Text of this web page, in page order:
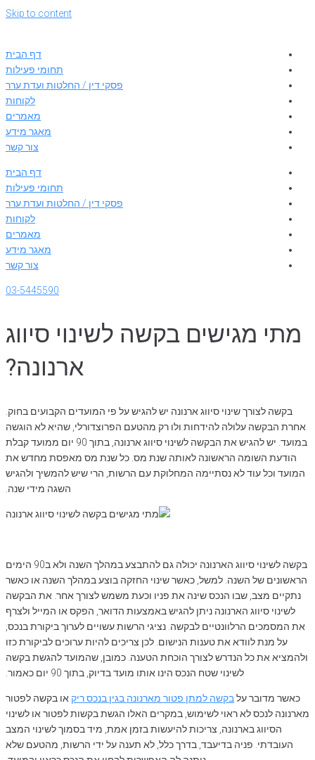
Skip to content
דף הבית
תחומי פעילות
פסקי דין / החלטות ועדת ערר
לקוחות
מאמרים
מאגר מידע
צור קשר
דף הבית
תחומי פעילות
פסקי דין / החלטות ועדת ערר
לקוחות
מאמרים
מאגר מידע
צור קשר
03-5445590
מתי מגישים בקשה לשינוי סיווג
ארנונה?
בקשה לצורך שינוי סיווג ארנונה יש להגיש על פי המועדים הקבועים בחוק.
אחרת הבקשה עלולה להידחות ולו רק מהטעם הפרוצדורלי, שהיא לא הוגשה
במועד. יש להגיש את הבקשה לשינוי סיווג ארנונה, בתוך 90 יום ממועד קבלת
הודעת השומה הראשונה לאותה שנת מס. כל שנת מס מאפסת מחדש את
המועד וכל עוד לא נסתיימה המחלוקת עם הרשות, הרי שיש להמשיך ולהגיש
השגה מידי שנה.
בקשה לשינוי סיווג הארנונה יכולה גם להתבצע במהלך השנה ולא ב90 הימים
הראשונים של השנה. למשל, כאשר שינוי החזקה בוצע במהלך השנה או כאשר
נתקיים מצב, שבו הנכס שינה את פניו וכעת משמש לצורך אחר. את הבקשה
לשינוי סיווג הארנונה ניתן להגיש באמצעות הדואר, הפקס או המייל ולצרף
את המסמכים הרלוונטיים לבקשה. נציגי הרשות עשויים לערוך ביקורת בנכס,
על מנת לוודא את טענות הנישום. לכן צריכים להיות ערוכים לביקורת כזו
ולהמציא את כל הנדרש לצורך הוכחת הטענה. כמובן, שהמועד להגשת בקשה
לשינוי שטח הנכס הינו אותו מועד בדיוק, בתוך 90 יום כאמור.
כאשר מדובר עלבקשה למתן פטור מארנונה בגין בנכס ריקאו בקשה לפטור
מארנונה לנכס לא ראוי לשימוש, במקרים האלו הגשת בקשות לפטור או לשינוי
הסיווג בארנונה, צריכות להיעשות בזמן אמת, מיד בסמוך לשינוי המצב
העובדתי. פניה בדיעבד, בדרך כלל, לא תענה על ידי הרשות, מהטעם שלא